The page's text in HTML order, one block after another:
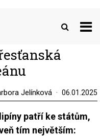
Jelínková 06.01.2025
patří ke státům,
tím největším: